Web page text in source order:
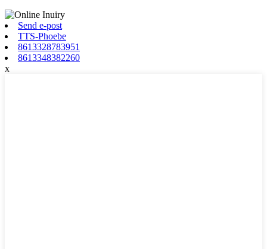
Send e-post
TTS-Phoebe
8613328783951
8613348382260
x